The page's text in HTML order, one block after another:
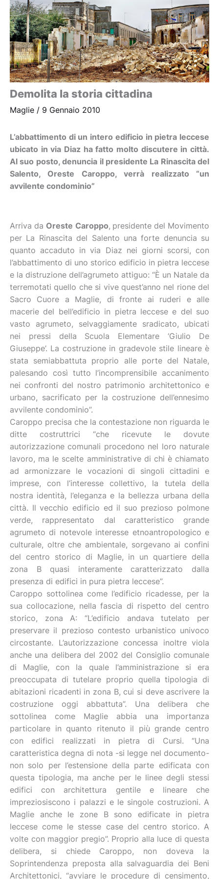
Demolita la storia cittadina
Maglie / 9 Gennaio 2010
L’abbattimento di un intero edificio in pietra leccese
ubicato in via Diaz ha fatto molto discutere in città.
Al suo posto, denuncia il presidente La Rinascita del
Salento, Oreste Caroppo, verrà realizzato “un
avvilente condominio”
Arriva da Oreste Caroppo, presidente del Movimento
per La Rinascita del Salento una forte denuncia su
quanto accaduto in via Diaz nei giorni scorsi, con
l’abbattimento di uno storico edificio in pietra leccese
e la distruzione dell’agrumeto attiguo: “È un Natale da
terremotati quello che si vive quest’anno nel rione del
Sacro Cuore a Maglie, di fronte ai ruderi e alle
macerie del bell’edificio in pietra leccese e del suo
vasto agrumeto, selvaggiamente sradicato, ubicati
nei pressi della Scuola Elementare ‘Giulio De
Giuseppe’. La costruzione in gradevole stile lineare è
stata semiabbattuta proprio alle porte del Natale,
palesando così tutto l’incomprensibile accanimento
nei confronti del nostro patrimonio architettonico e
urbano, sacrificato per la costruzione dell’ennesimo
avvilente condominio”.
Caroppo precisa che la contestazione non riguarda le
ditte costruttrici “che ricevute le dovute
autorizzazione comunali procedono nel loro naturale
lavoro, ma le scelte amministrative di chi è chiamato
ad armonizzare le vocazioni di singoli cittadini e
imprese, con l’interesse collettivo, la tutela della
nostra identità, l’eleganza e la bellezza urbana della
città. Il vecchio edificio ed il suo prezioso polmone
verde, rappresentato dal caratteristico grande
agrumeto di notevole interesse etnoantropologico e
culturale, oltre che ambientale, sorgevano ai confini
del centro storico di Maglie, in un quartiere della
zona B quasi interamente caratterizzato dalla
presenza di edifici in pura pietra leccese”.
Caroppo sottolinea come l’edificio ricadesse, per la
sua collocazione, nella fascia di rispetto del centro
storico, zona A: “L’edificio andava tutelato per
preservare il prezioso contesto urbanistico univoco
circostante. L’autorizzazione concessa inoltre viola
anche una delibera del 2002 del Consiglio comunale
di Maglie, con la quale l’amministrazione si era
preoccupata di tutelare proprio quella tipologia di
abitazioni ricadenti in zona B, cui si deve ascrivere la
costruzione oggi abbattuta”. Una delibera che
sottolinea come Maglie abbia una importanza
particolare in quanto ritenuto il più grande centro
con edifici realizzati in pietra di Cursi. “Una
caratteristica degna di nota -si legge nel documento-
non solo per l’estensione della parte edificata con
questa tipologia, ma anche per le linee degli stessi
edifici con architettura gentile e lineare che
impreziosiscono i palazzi e le singole costruzioni. A
Maglie anche le zone B sono edificate in pietra
leccese come le stesse case del centro storico. A
volte con maggior pregio”. Proprio alla luce di questa
delibera, si chiede Caroppo, non doveva la
Soprintendenza preposta alla salvaguardia dei Beni
Architettonici, “avviare le procedure di censimento,